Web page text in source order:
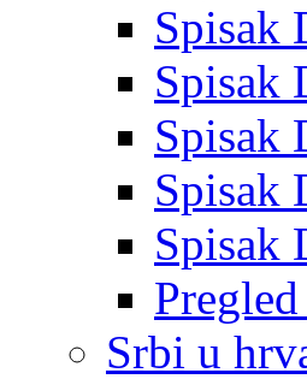
Spisak
Spisak
Spisak
Spisak
Spisak
Srbi u